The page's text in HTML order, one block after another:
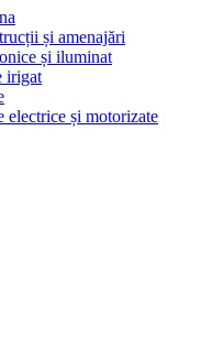
și amenajări
și iluminat
irigat
electrice și motorizate